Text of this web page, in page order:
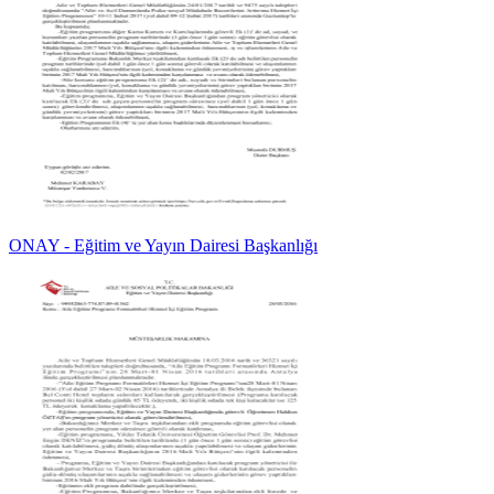
ONAY - Eğitim ve Yayın Dairesi Başkanlığı